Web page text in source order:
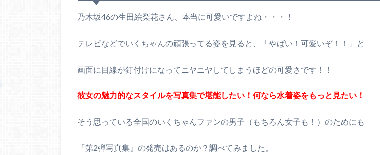
乃木坂46の生田絵梨花さん、本当に可愛いですよね・・・！
テレビなどでいくちゃんの頑張ってる姿を見ると、「やばい！可愛いぞ！！」と
画面に目線が釘付けになってニヤニヤしてしまうほどの可愛さです！！
彼女の魅力的なスタイルを写真集で堪能したい！何なら水着姿をもっと見たい！
そう思っている全国のいくちゃんファンの男子（もちろん女子も！）のためにも
『第2弾写真集』の発売はあるのか？調べてみました。